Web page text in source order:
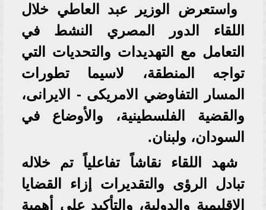
واستعرض الوزير عبد العاطي خلال
اللقاء الدور المصري النشط في
التعامل مع التهديدات والتحديات التي
تواجه المنطقة، لاسيما تطورات
المسار التفاوضي الامريكى - الايرانى،
والقضية الفلسطينية، والأوضاع في
السودان، ولبنان.
شهد اللقاء نقاشاً تفاعلياً تم خلاله
تبادل الرؤى والتقديرات إزاء القضايا
الإقليمية والدولية، والتأكيد على أهمية